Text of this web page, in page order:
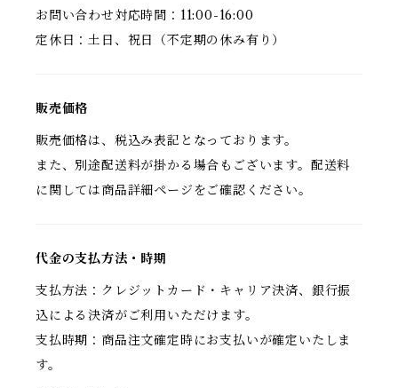
お問い合わせ対応時間：11:00-16:00
定休日：土日、祝日（不定期の休み有り）
販売価格
販売価格は、税込み表記となっております。
また、別途配送料が掛かる場合もございます。配送料
に関しては商品詳細ページをご確認ください。
代金の支払方法・時期
支払方法：クレジットカード・キャリア決済、銀行振
込による決済がご利用いただけます。
支払時期：商品注文確定時にお支払いが確定いたしま
す。